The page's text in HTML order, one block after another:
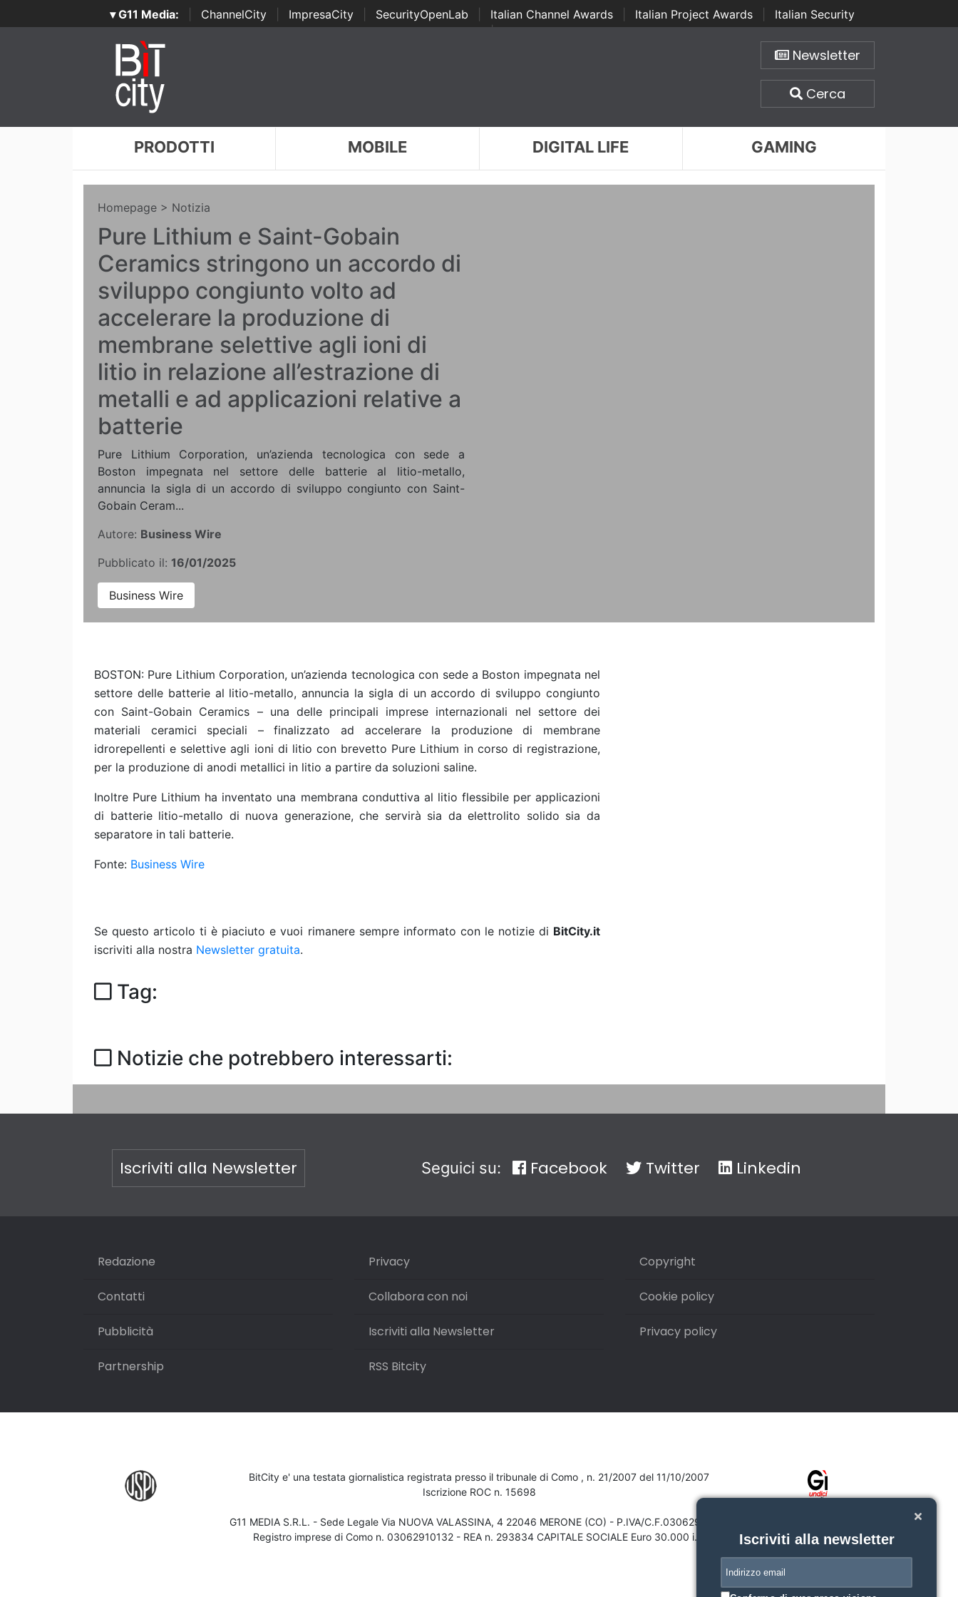
▾ G11 Media: ChannelCity ImpresaCity SecurityOpenLab Italian Channel Awards Italian Project Awards
Italian Security
Awards | ...
Newsletter
Cerca
PRODOTTI MOBILE DIGITAL LIFE GAMING
Homepage > Notizia
Pure Lithium e Saint-Gobain
Ceramics stringono un accordo di
sviluppo congiunto volto ad
accelerare la produzione di
membrane selettive agli ioni di
litio in relazione all’estrazione di
metalli e ad applicazioni relative a
batterie
Pure Lithium Corporation, un’azienda tecnologica con sede a
Boston impegnata nel settore delle batterie al litio-metallo,
annuncia la sigla di un accordo di sviluppo congiunto con Saint-
Gobain Ceram...
Autore: Business Wire
Pubblicato il: 16/01/2025
Business Wire
BOSTON: Pure Lithium Corporation, un’azienda tecnologica con sede a Boston impegnata nel
settore delle batterie al litio-metallo, annuncia la sigla di un accordo di sviluppo congiunto
con Saint-Gobain Ceramics – una delle principali imprese internazionali nel settore dei
materiali ceramici speciali – finalizzato ad accelerare la produzione di membrane
idrorepellenti e selettive agli ioni di litio con brevetto Pure Lithium in corso di registrazione,
per la produzione di anodi metallici in litio a partire da soluzioni saline.
Inoltre Pure Lithium ha inventato una membrana conduttiva al litio flessibile per applicazioni
di batterie litio-metallo di nuova generazione, che servirà sia da elettrolito solido sia da
separatore in tali batterie.
Fonte: Business Wire
Se questo articolo ti è piaciuto e vuoi rimanere sempre informato con le notizie di BitCity.it
iscriviti alla nostra Newsletter gratuita.
Tag:
Notizie che potrebbero interessarti:
Iscriviti alla Newsletter Seguici su: Facebook Twitter Linkedin
Redazione
Contatti
Pubblicità
Partnership
Privacy
Collabora con noi
Iscriviti alla Newsletter
RSS Bitcity
Copyright
Cookie policy
Privacy policy
BitCity e' una testata giornalistica registrata presso il tribunale di Como , n. 21/2007 del 11/10/2007
Iscrizione ROC n. 15698
G11 MEDIA S.R.L. - Sede Legale Via NUOVA VALASSINA, 4 22046 MERONE (CO) - P.IVA/C.F.03062910132
Registro imprese di Como n. 03062910132 - REA n. 293834 CAPITALE SOCIALE Euro 30.000 i.v.
Iscriviti alla newsletter